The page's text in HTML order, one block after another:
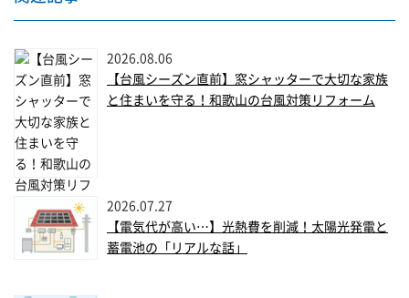
2026.08.06
【台風シーズン直前】窓シャッターで大切な家族
と住まいを守る！和歌山の台風対策リフォーム
2026.07.27
【電気代が高い…】光熱費を削減！太陽光発電と
蓄電池の「リアルな話」